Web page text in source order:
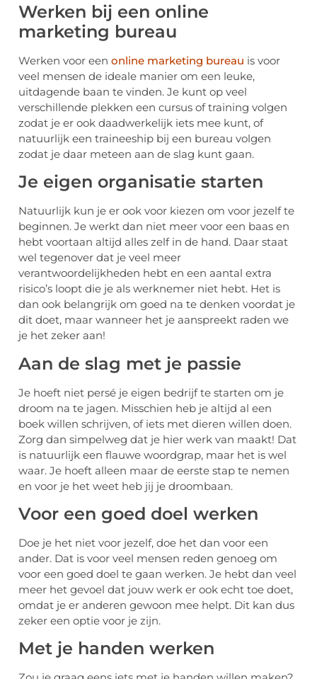
Werken bij een online
marketing bureau
Werken voor een online marketing bureau is voor
veel mensen de ideale manier om een leuke,
uitdagende baan te vinden. Je kunt op veel
verschillende plekken een cursus of training volgen
zodat je er ook daadwerkelijk iets mee kunt, of
natuurlijk een traineeship bij een bureau volgen
zodat je daar meteen aan de slag kunt gaan.
Je eigen organisatie starten
Natuurlijk kun je er ook voor kiezen om voor jezelf te
beginnen. Je werkt dan niet meer voor een baas en
hebt voortaan altijd alles zelf in de hand. Daar staat
wel tegenover dat je veel meer
verantwoordelijkheden hebt en een aantal extra
risico’s loopt die je als werknemer niet hebt. Het is
dan ook belangrijk om goed na te denken voordat je
dit doet, maar wanneer het je aanspreekt raden we
je het zeker aan!
Aan de slag met je passie
Je hoeft niet persé je eigen bedrijf te starten om je
droom na te jagen. Misschien heb je altijd al een
boek willen schrijven, of iets met dieren willen doen.
Zorg dan simpelweg dat je hier werk van maakt! Dat
is natuurlijk een flauwe woordgrap, maar het is wel
waar. Je hoeft alleen maar de eerste stap te nemen
en voor je het weet heb jij je droombaan.
Voor een goed doel werken
Doe je het niet voor jezelf, doe het dan voor een
ander. Dat is voor veel mensen reden genoeg om
voor een goed doel te gaan werken. Je hebt dan veel
meer het gevoel dat jouw werk er ook echt toe doet,
omdat je er anderen gewoon mee helpt. Dit kan dus
zeker een optie voor je zijn.
Met je handen werken